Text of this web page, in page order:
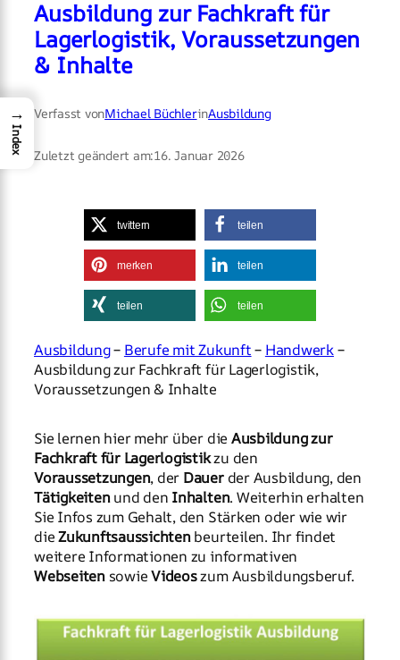
Ausbildung zur Fachkraft für
Lagerlogistik, Voraussetzungen
& Inhalte
Verfasst vonMichael BüchlerinAusbildung
Zuletzt geändert am:16. Januar 2026
twittern teilen
merken teilen
teilen teilen
Ausbildung– Berufe mit Zukunft– Handwerk–
Ausbildung zur Fachkraft für Lagerlogistik,
Voraussetzungen & Inhalte
Sie lernen hier mehr über die Ausbildung zur
Fachkraft für Lagerlogistikzu den
Voraussetzungen, der Dauerder Ausbildung, den
Tätigkeitenund den Inhalten. Weiterhin erhalten
Sie Infos zum Gehalt, den Stärken oder wie wir
dieZukunftsaussichtenbeurteilen. Ihr findet
weitere Informationen zu informativen
WebseitensowieVideoszum Ausbildungsberuf.
→
Index